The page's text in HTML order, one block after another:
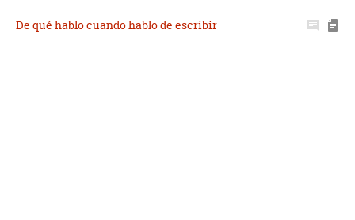
De qué hablo cuando hablo de escribir